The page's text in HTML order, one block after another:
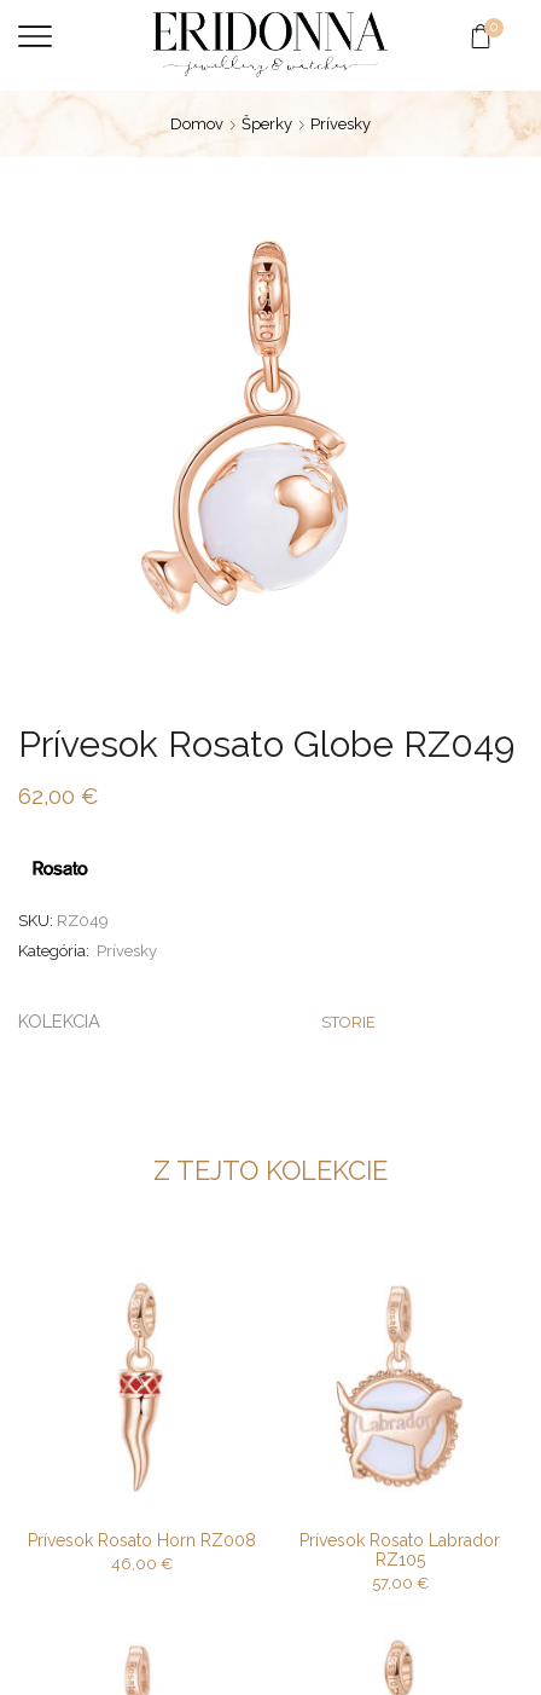
0
Domov Šperky Prívesky
Prívesok Rosato Globe RZ049
62,00 €
SKU: RZ049
Kategória: Prívesky
KOLEKCIA STORIE
Z TEJTO KOLEKCIE
Prívesok Rosato Horn RZ008
46,00 €
Prívesok Rosato Labrador
RZ105
57,00 €